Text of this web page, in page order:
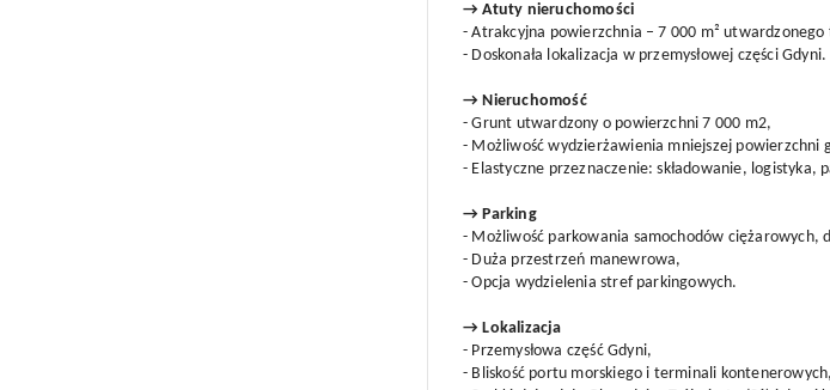
→ Atuty nieruchomości
- Atrakcyjna powierzchnia – 7 000 m² utwardzonego
- Doskonała lokalizacja w przemysłowej części Gdyni.
→ Nieruchomość
- Grunt utwardzony o powierzchni 7 000 m2,
- Możliwość wydzierżawienia mniejszej powierzchni
- Elastyczne przeznaczenie: składowanie, logistyka,
→ Parking
- Możliwość parkowania samochodów ciężarowych,
- Duża przestrzeń manewrowa,
- Opcja wydzielenia stref parkingowych.
→ Lokalizacja
- Przemysłowa część Gdyni,
- Bliskość portu morskiego i terminali kontenerowych,